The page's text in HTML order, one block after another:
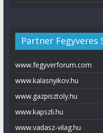
Partner Fegyveres
www.fegyverforum.com
www.kalasnyikov.hu
www.gazpisztoly.hu
www.kapszli.hu
www.vadasz-vilag.hu